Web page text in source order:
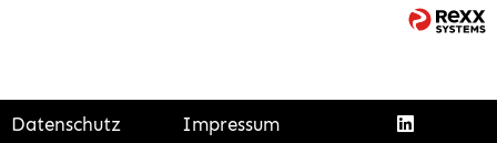
Datenschutz Impressum